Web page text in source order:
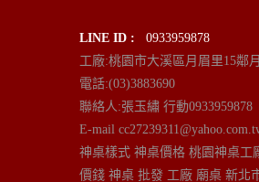
LINE ID :
0933959878
工廠:桃園市大溪區月眉里15鄰
電話:(03)3883690
聯絡人:張玉繡 行動0933959878
E-mail
神桌樣式 神桌價格 桃園神桌工
價錢 神桌 批發 工廠 廟桌 新北